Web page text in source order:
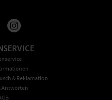
& Reklamation
Antworten